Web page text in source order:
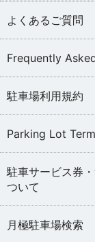
よくあるご質問
Frequently
駐車場利用規約
Parking Lot
駐車サービス券
ついて
月極駐車場検索